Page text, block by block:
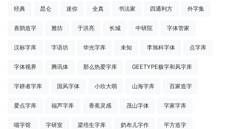
经典 昆仑 迷你 全真 书法家 四通利方 外字集
喜鹊造字 雅坊 于洪亮 长城 中研院 字体管家
汉标字库 字语坊 华光字库 未知 李旭科字体 点字库
字体视界 腾讯体 那么热爱字库 GEETYPE极字和风字库
字耕者字库 国风字体 小欣大萌 山海字库 百家造字
爱点字库 福芦字库 香蕉灵感 茂山字体 字家字库
喵字馆 字研室 梁培生字库 奶布儿字作 平方造字